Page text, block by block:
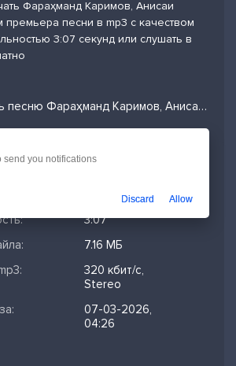
Фараҳманд Каримов, Анисаи
песни в mp3 с качеством
3:07 секунд или слушать в
Слушать песню Фараҳманд Каримов, Анисаи Мирзо - Модарам и добавить в избранных
3:07
7.16 МБ
320 кбит/с,
Stereo
07-03-2026,
04:26
send you notifications
Discard Allow